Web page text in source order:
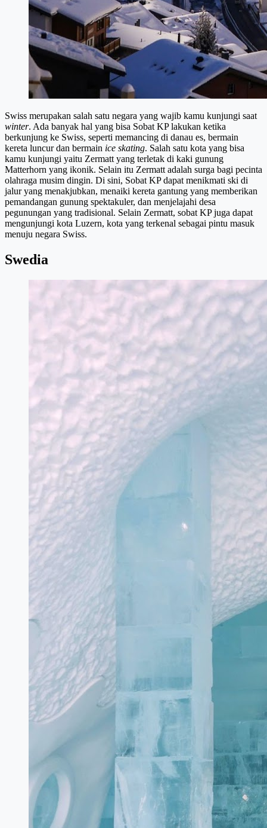
Swiss merupakan salah satu negara yang wajib kamu kunjungi saat
winter. Ada banyak hal yang bisa Sobat KP lakukan ketika
berkunjung ke Swiss, seperti memancing di danau es, bermain
kereta luncur dan bermain ice skating. Salah satu kota yang bisa
kamu kunjungi yaitu Zermatt yang terletak di kaki gunung
Matterhorn yang ikonik. Selain itu Zermatt adalah surga bagi pecinta
olahraga musim dingin. Di sini, Sobat KP dapat menikmati ski di
jalur yang menakjubkan, menaiki kereta gantung yang memberikan
pemandangan gunung spektakuler, dan menjelajahi desa
pegunungan yang tradisional. Selain Zermatt, sobat KP juga dapat
mengunjungi kota Luzern, kota yang terkenal sebagai pintu masuk
menuju negara Swiss.
Swedia